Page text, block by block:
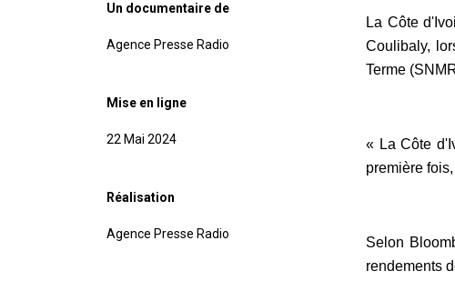
Un documentaire de
Agence Presse Radio
Mise en ligne
22 Mai 2024
Réalisation
Agence Presse Radio
La Côte
Coulibaly,
Terme
« La Côte
première
Selon
rendements